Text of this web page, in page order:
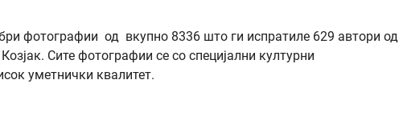
фотографии од вкупно 8336 што ги испратиле 629 автори од
Сите фотографии се со специјални културни
уметнички квалитет.